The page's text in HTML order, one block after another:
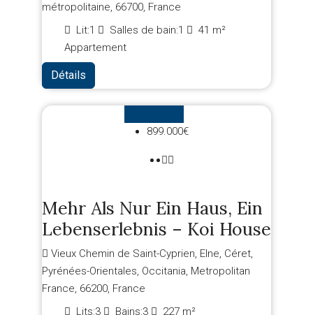
métropolitaine, 66700, France
Lit:1 Salles de bain:1 41 m²
Appartement
Détails
899.000€
Mehr Als Nur Ein Haus, Ein
Lebenserlebnis – Koi House
Vieux Chemin de Saint-Cyprien, Elne, Céret,
Pyrénées-Orientales, Occitania, Metropolitan
France, 66200, France
Lits:3 Bains:3 227 m²